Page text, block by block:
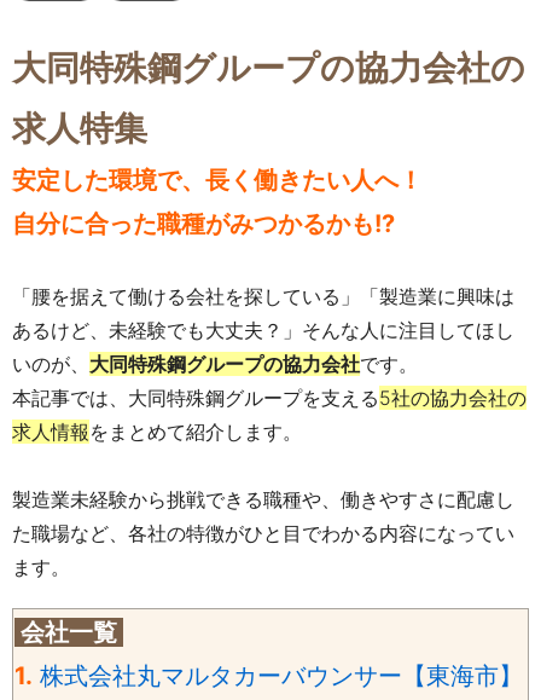
大同特殊鋼グループの協力会社の
求人特集
安定した環境で、長く働きたい人へ！
自分に合った職種がみつかるかも!?
「腰を据えて働ける会社を探している」「製造業に興味は
あるけど、未経験でも大丈夫？」そんな人に注目してほし
いのが、 大同特殊鋼グループの協力会社です。
本記事では、大同特殊鋼グループを支える5社の協力会社の
求人情報 をまとめて紹介します。
製造業未経験から挑戦できる職種や、働きやすさに配慮し
た職場など、各社の特徴がひと目でわかる内容になってい
ます。
会社一覧
1. 株式会社丸マルタカーバウンサー【東海市】